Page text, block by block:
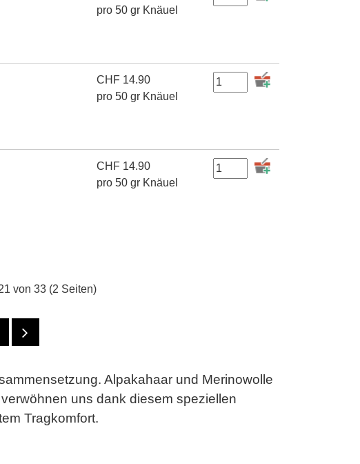
pro 50 gr Knäuel
CHF 14.90
pro 50 gr Knäuel
CHF 14.90
pro 50 gr Knäuel
von 33 (2 Seiten)
Alpakahaar und Merinowolle
uns dank diesem speziellen
Tragkomfort.